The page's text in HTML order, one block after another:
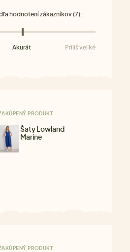
hodnotení zákazníkov (7):
Akurát Príliš veľké
PRODUKT
Šaty Lowland
Marine
PRODUKT